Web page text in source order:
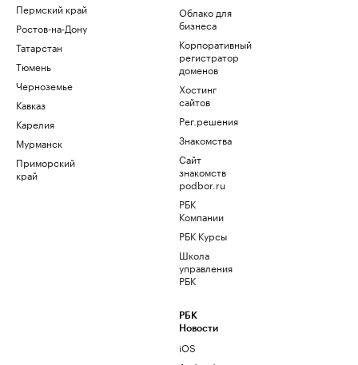
Пермский край
Ростов-на-Дону
Татарстан
Тюмень
Черноземье
Кавказ
Карелия
Мурманск
Приморский
край
Облако для
бизнеса
Корпоративный
регистратор
доменов
Хостинг
сайтов
Рег.решения
Знакомства
Сайт
знакомств
podbor.ru
РБК
Компании
РБК Курсы
Школа
управления
РБК
РБК
Новости
iOS